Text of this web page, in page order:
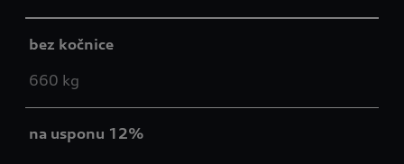
bez kočnice
660 kg
na usponu 12%